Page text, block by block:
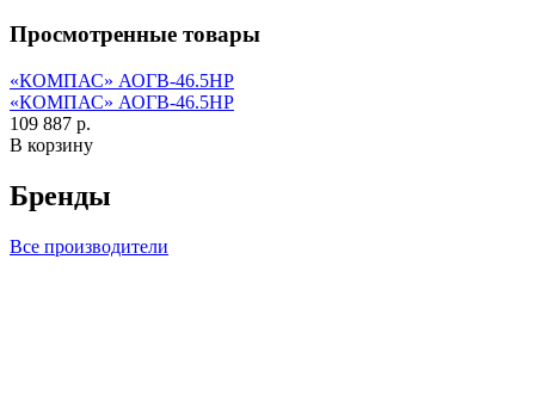
Просмотренные товары
«КОМПАС» АОГВ-46.5НР
«КОМПАС» АОГВ-46.5НР
109 887 р.
В корзину
Бренды
Все производители